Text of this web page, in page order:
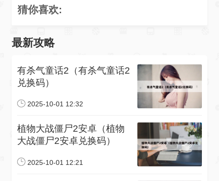
猜你喜欢:
最新攻略
有杀气童话2（有杀气童话2
兑换码）
2025-10-01 12:32
植物大战僵尸2安卓（植物
大战僵尸2安卓兑换码）
2025-10-01 12:21